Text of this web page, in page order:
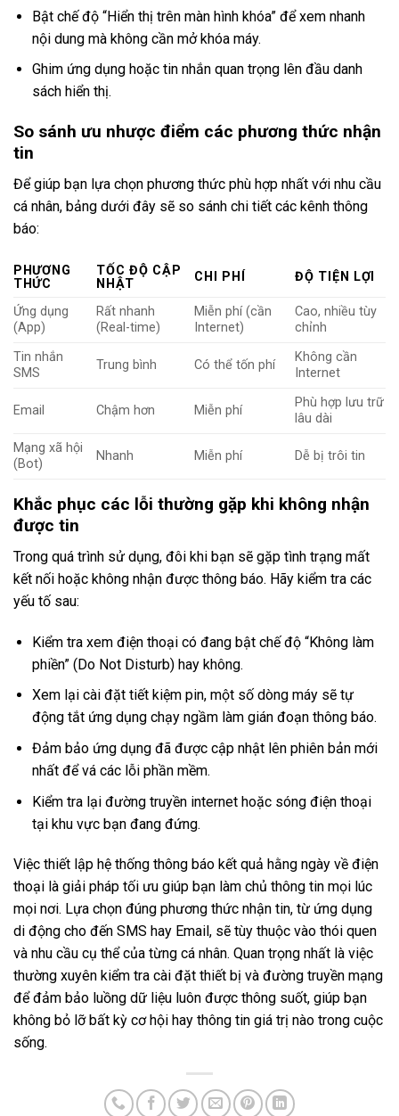
Bật chế độ “Hiển thị trên màn hình khóa” để xem nhanh
nội dung mà không cần mở khóa máy.
Ghim ứng dụng hoặc tin nhắn quan trọng lên đầu danh
sách hiển thị.
So sánh ưu nhược điểm các phương thức nhận
tin
Để giúp bạn lựa chọn phương thức phù hợp nhất với nhu cầu
cá nhân, bảng dưới đây sẽ so sánh chi tiết các kênh thông
báo:
PHƯƠNG
THỨC
TỐC ĐỘ CẬP
NHẬT
CHI PHÍ ĐỘ TIỆN LỢI
Ứng dụng
(App)
Rất nhanh
(Real-time)
Miễn phí (cần
Internet)
Cao, nhiều tùy
chỉnh
Tin nhắn
SMS
Trung bình Có thể tốn phí
Không cần
Internet
Email Chậm hơn Miễn phí
Phù hợp lưu trữ
lâu dài
Mạng xã hội
(Bot)
Nhanh Miễn phí Dễ bị trôi tin
Khắc phục các lỗi thường gặp khi không nhận
được tin
Trong quá trình sử dụng, đôi khi bạn sẽ gặp tình trạng mất
kết nối hoặc không nhận được thông báo. Hãy kiểm tra các
yếu tố sau:
Kiểm tra xem điện thoại có đang bật chế độ “Không làm
phiền” (Do Not Disturb) hay không.
Xem lại cài đặt tiết kiệm pin, một số dòng máy sẽ tự
động tắt ứng dụng chạy ngầm làm gián đoạn thông báo.
Đảm bảo ứng dụng đã được cập nhật lên phiên bản mới
nhất để vá các lỗi phần mềm.
Kiểm tra lại đường truyền internet hoặc sóng điện thoại
tại khu vực bạn đang đứng.
Việc thiết lập hệ thống thông báo kết quả hằng ngày về điện
thoại là giải pháp tối ưu giúp bạn làm chủ thông tin mọi lúc
mọi nơi. Lựa chọn đúng phương thức nhận tin, từ ứng dụng
di động cho đến SMS hay Email, sẽ tùy thuộc vào thói quen
và nhu cầu cụ thể của từng cá nhân. Quan trọng nhất là việc
thường xuyên kiểm tra cài đặt thiết bị và đường truyền mạng
để đảm bảo luồng dữ liệu luôn được thông suốt, giúp bạn
không bỏ lỡ bất kỳ cơ hội hay thông tin giá trị nào trong cuộc
sống.